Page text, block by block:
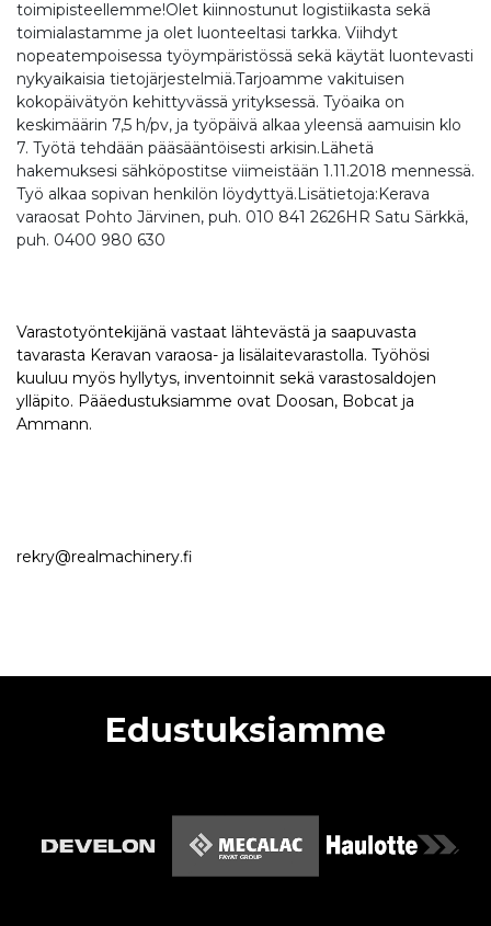
toimipisteellemme!Olet kiinnostunut logistiikasta sekä
toimialastamme ja olet luonteeltasi tarkka. Viihdyt
nopeatempoisessa työympäristössä sekä käytät luontevasti
nykyaikaisia tietojärjestelmiä.Tarjoamme vakituisen
kokopäivätyön kehittyvässä yrityksessä. Työaika on
keskimäärin 7,5 h/pv, ja työpäivä alkaa yleensä aamuisin klo
7. Työtä tehdään pääsääntöisesti arkisin.Lähetä
hakemuksesi sähköpostitse viimeistään 1.11.2018 mennessä.
Työ alkaa sopivan henkilön löydyttyä.Lisätietoja:Kerava
varaosat Pohto Järvinen, puh. 010 841 2626HR Satu Särkkä,
puh. 0400 980 630
Varastotyöntekijänä vastaat lähtevästä ja saapuvasta
tavarasta Keravan varaosa- ja lisälaitevarastolla. Työhösi
kuuluu myös hyllytys, inventoinnit sekä varastosaldojen
ylläpito. Pääedustuksiamme ovat Doosan, Bobcat ja
Ammann.
rekry@realmachinery.fi
Edustuksiamme